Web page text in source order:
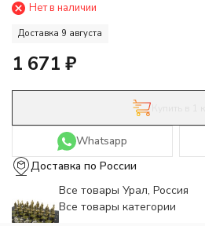
Нет в наличии
Доставка 9 августа
1 671 ₽
Whatsapp
Доставка по России
Все товары Урал, Россия
Все товары категории